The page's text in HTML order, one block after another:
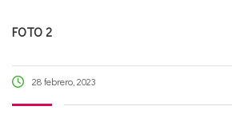
FOTO 2
28 febrero, 2023